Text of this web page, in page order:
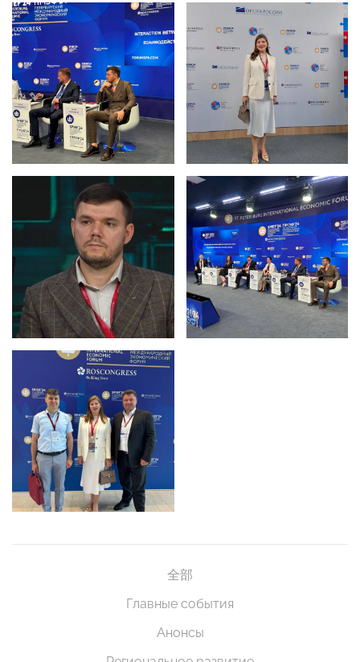
全部
Главные события
Анонсы